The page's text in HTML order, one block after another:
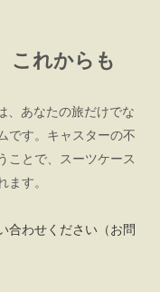
これからも
、あなたの旅だけでな
です。キャスターの不
ことで、スーツケース
す。
合わせください（お問